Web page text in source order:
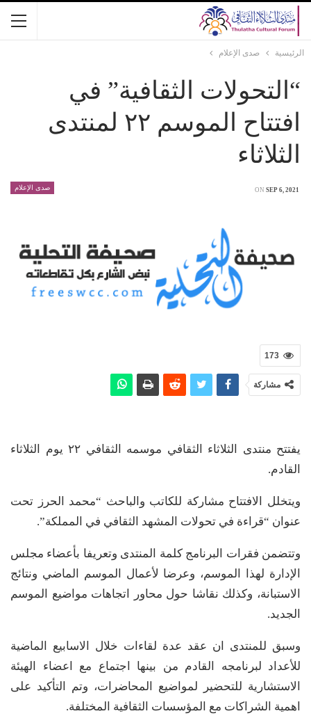
الرئيسية صدى الإعلام
“التحولات الثقافية” في
افتتاح الموسم ٢٢ لمنتدى
الثلاثاء
صدى الإعلام ON SEP 6, 2021
173
مشاركة
يفتتح منتدى الثلاثاء الثقافي موسمه الثقافي ٢٢ يوم الثلاثاء
القادم.
ويتخلل الافتتاح مشاركة للكاتب والباحث “محمد الحرز تحت
عنوان “قراءة في تحولات المشهد الثقافي في المملكة”.
وتتضمن فقرات البرنامج كلمة المنتدى وتعريفا بأعضاء مجلس
الإدارة لهذا الموسم، وعرضا لأعمال الموسم الماضي ونتائج
الاستبانة، وكذلك نقاشا حول محاور اتجاهات مواضيع الموسم
الجديد.
وسبق للمنتدى ان عقد عدة لقاءات خلال الاسابيع الماضية
للأعداد لبرنامجه القادم من بينها اجتماع مع اعضاء الهيئة
الاستشارية للتحضير لمواضيع المحاضرات، وتم التأكيد على
اهمية الشراكات مع المؤسسات الثقافية المختلفة.